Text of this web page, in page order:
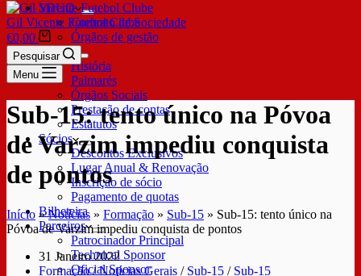
SDUQ
Contrato de Sociedade
Órgãos de gestão
Clube
História
Palmarés
Órgãos Sociais
Prestação de contas
Estatutos
Sócios
Descontos Exclusivos
Lugar Anual & Renovação
Inscrição de sócio
Pagamento de quotas
Bilheteira
Parceiros
Patrocinador Principal
Technical Sponsor
Oficial Sponsor
Gil Vicente Futebol Clube
€0,00
Pesquisar
Menu
Sub-15: tento único na Póvoa
de Varzim impediu conquista
de pontos
Início »Notícias » Formação » Sub-15 » Sub-15: tento único na
Póvoa de Varzim impediu conquista de pontos
31 Janeiro 2022
Formação/Notícias Gerais / Sub-15 / Sub-15